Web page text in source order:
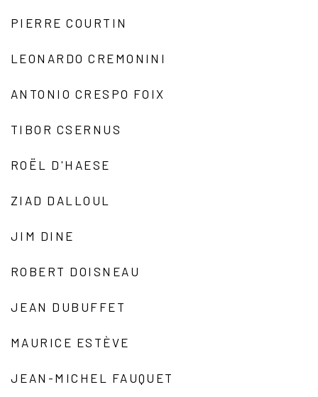
PIERRE COURTIN
LEONARDO CREMONINI
ANTONIO CRESPO FOIX
TIBOR CSERNUS
ROËL D'HAESE
ZIAD DALLOUL
JIM DINE
ROBERT DOISNEAU
JEAN DUBUFFET
MAURICE ESTÈVE
JEAN-MICHEL FAUQUET